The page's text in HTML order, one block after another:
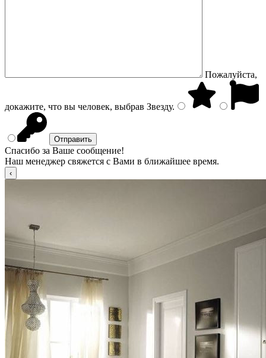
Пожалуйста,
докажите, что вы человек, выбрав Звезду.
Спасибо за Ваше сообщение!
Наш менеджер свяжется с Вами в ближайшее время.